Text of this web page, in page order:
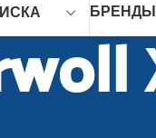
БРЕНДЫ